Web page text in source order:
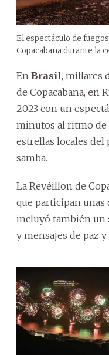
El espectáculo de
Copacabana durante la
En Brasil, millares
de Copacabana, en
2023 con un
minutos al ritmo de
estrellas locales
samba.
La Revéillon de
que participan unas
incluyó también un
y mensajes de paz y